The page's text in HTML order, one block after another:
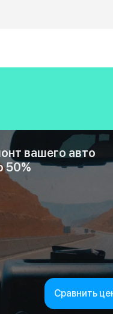
вашего авто
50%
Сравнить